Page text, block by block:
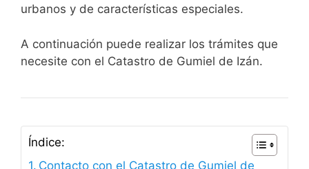
urbanos y de características especiales.
A continuación puede realizar los trámites que
necesite con el Catastro de Gumiel de Izán.
Índice:
Contacto con el Catastro de Gumiel de